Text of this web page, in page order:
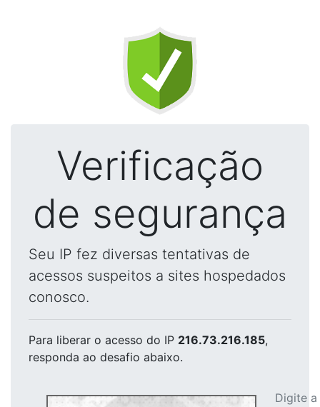
Verificação
de segurança
Seu IP fez diversas tentativas de
acessos suspeitos a sites hospedados
conosco.
Para liberar o acesso do IP 216.73.216.185,
responda ao desafio abaixo.
Digite